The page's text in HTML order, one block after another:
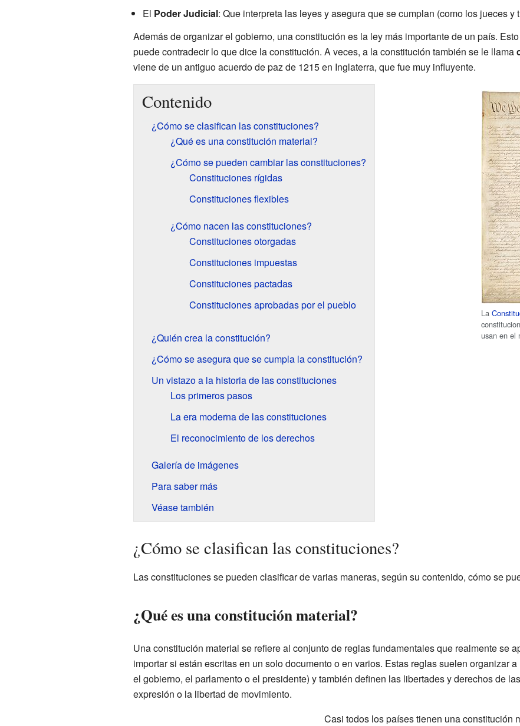
El Poder Judicial: Que interpreta las leyes y asegura que se cumplan (como los jueces y
Además de organizar el gobierno, una constitución es la ley más importante de un país.
puede contradecir lo que dice la constitución. A veces, a la constitución también se le llama
viene de un antiguo acuerdo de paz de 1215 en Inglaterra, que fue muy influyente.
La
usan en el
Contenido
¿Cómo se clasifican las constituciones?
¿Qué es una constitución material?
¿Cómo se pueden cambiar las constituciones?
Constituciones rígidas
Constituciones flexibles
¿Cómo nacen las constituciones?
Constituciones otorgadas
Constituciones impuestas
Constituciones pactadas
Constituciones aprobadas por el pueblo
¿Quién crea la constitución?
¿Cómo se asegura que se cumpla la constitución?
Un vistazo a la historia de las constituciones
Los primeros pasos
La era moderna de las constituciones
El reconocimiento de los derechos
Galería de imágenes
Para saber más
Véase también
¿Cómo se clasifican las constituciones?
Las constituciones se pueden clasificar de varias maneras, según su contenido, cómo se
¿Qué es una constitución material?
Una constitución material se refiere al conjunto de reglas fundamentales que realmente se
importar si están escritas en un solo documento o en varios. Estas reglas suelen organizar
el gobierno, el parlamento o el presidente) y también definen las libertades y derechos de
expresión o la libertad de movimiento.
Casi todos los países tienen una constitución